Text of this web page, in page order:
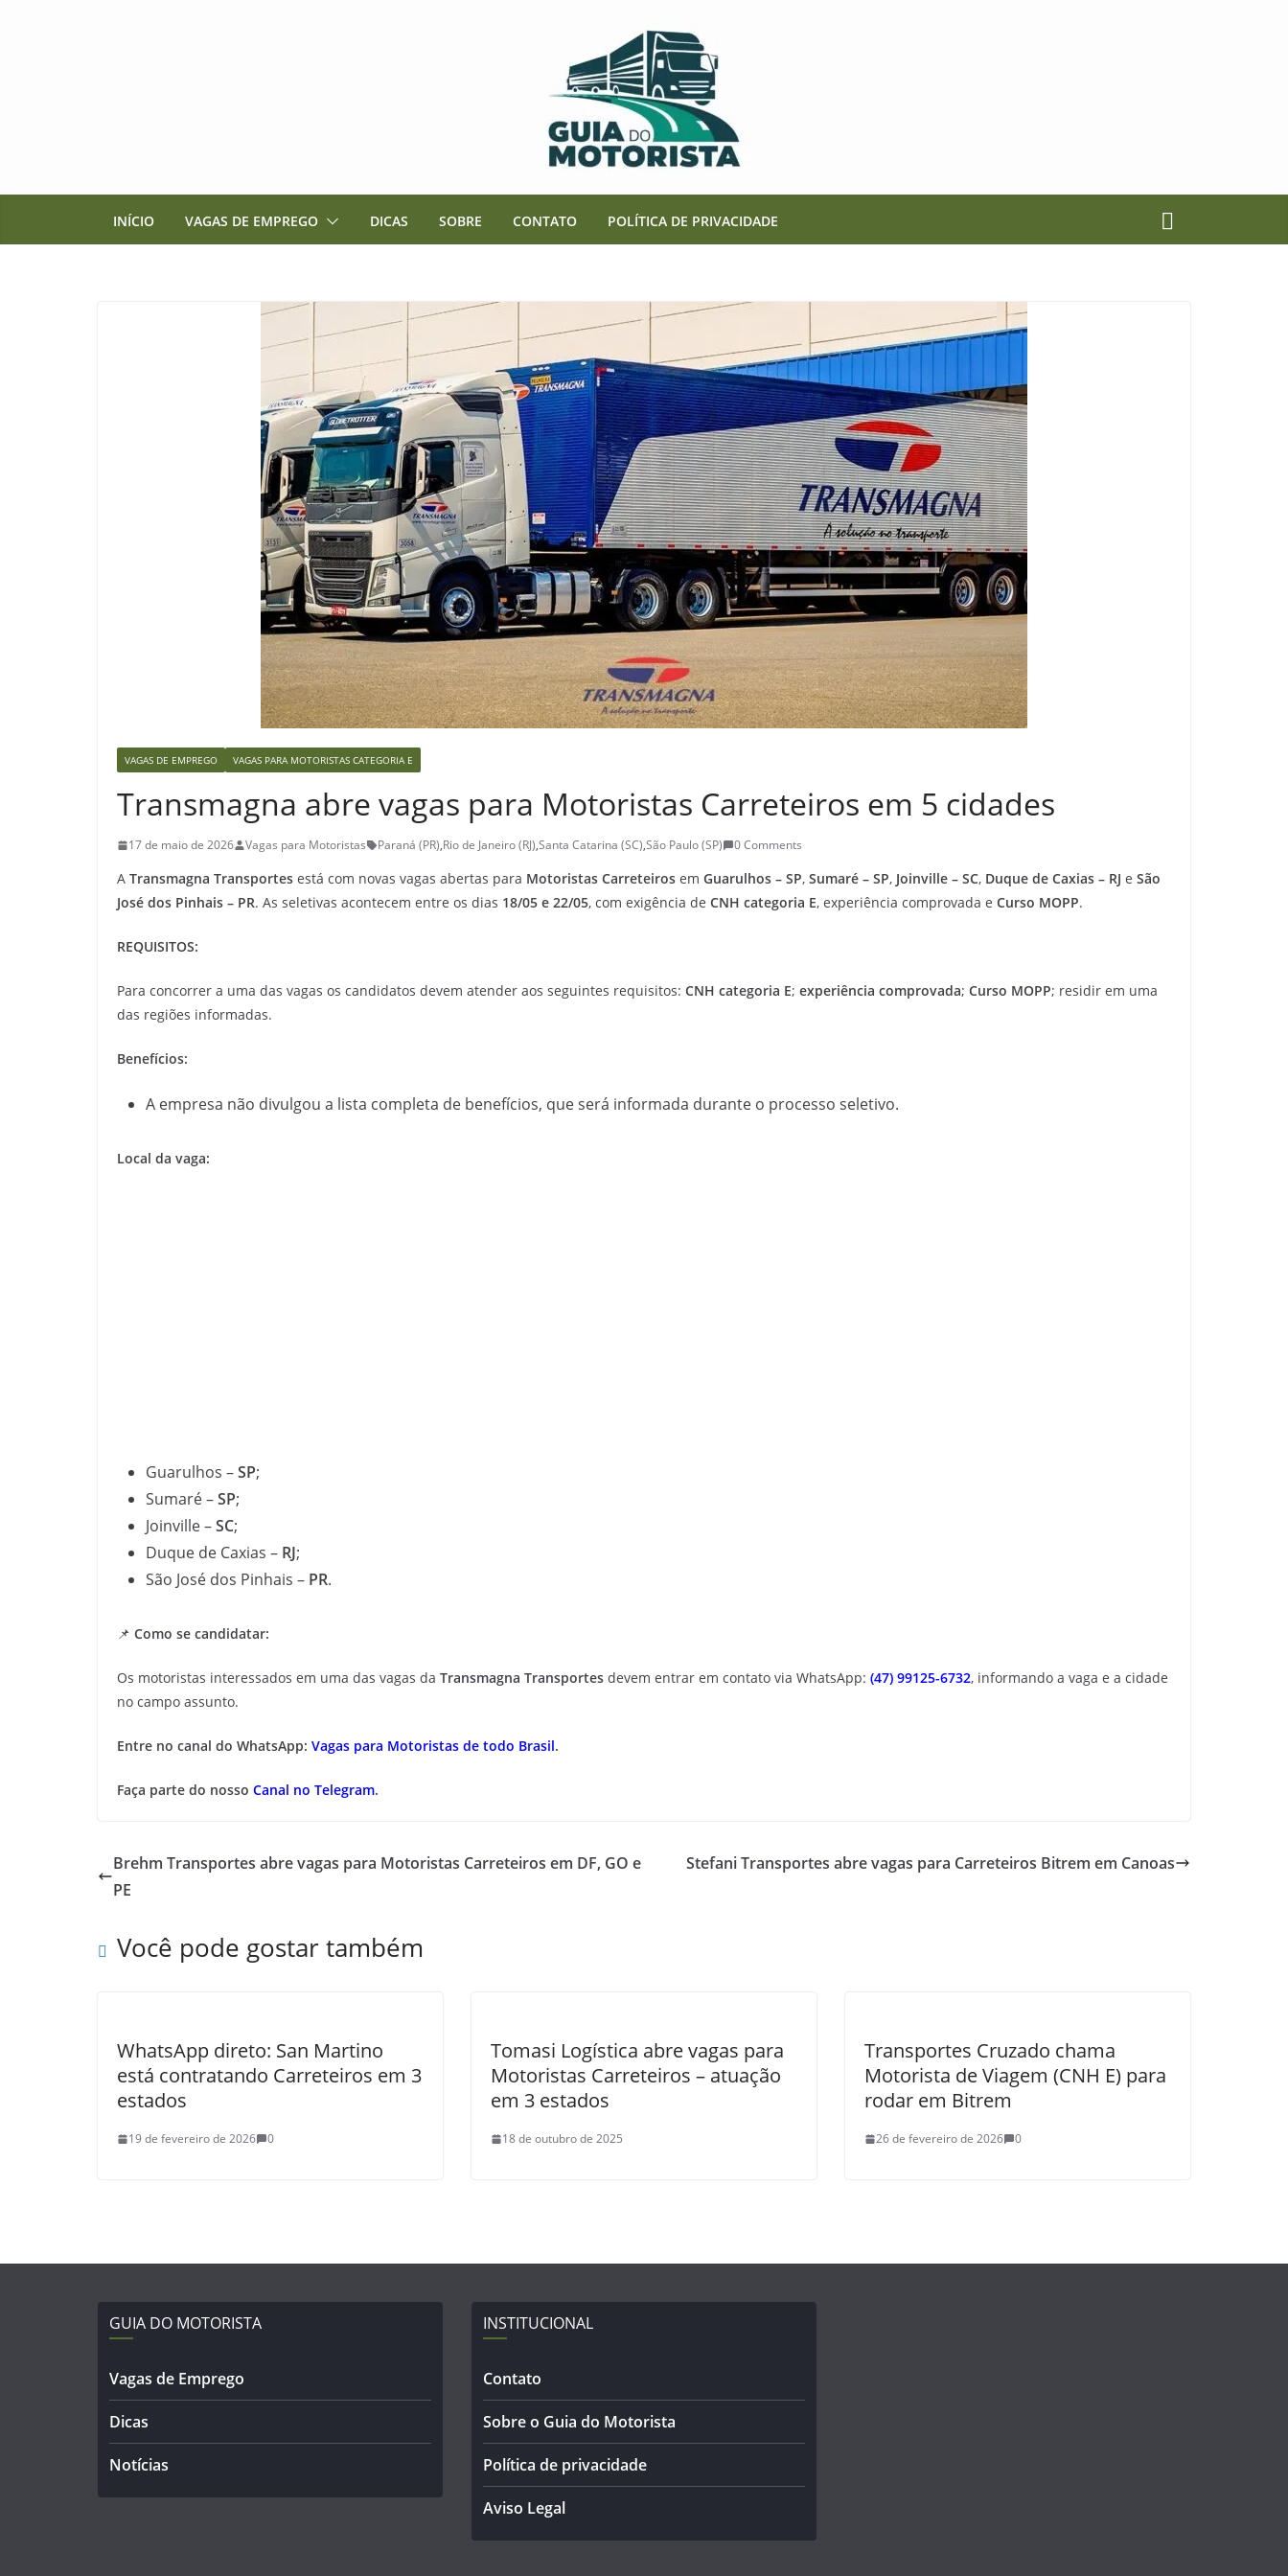
INÍCIO VAGAS DE EMPREGO DICAS SOBRE CONTATO POLÍTICA DE PRIVACIDADE
VAGAS DE EMPREGO VAGAS PARA MOTORISTAS CATEGORIA E
Transmagna abre vagas para Motoristas Carreteiros em 5 cidades
17 de maio de 2026 Vagas para Motoristas Paraná (PR),Rio de Janeiro (RJ),Santa Catarina (SC),São Paulo (SP) 0 Comments
A Transmagna Transportes está com novas vagas abertas para Motoristas Carreteiros em Guarulhos – SP, Sumaré – SP, Joinville – SC, Duque de Caxias – RJ e São
José dos Pinhais – PR. As seletivas acontecem entre os dias 18/05 e 22/05, com exigência de CNH categoria E, experiência comprovada e Curso MOPP.
REQUISITOS:
Para concorrer a uma das vagas os candidatos devem atender aos seguintes requisitos: CNH categoria E; experiência comprovada; Curso MOPP; residir em uma
das regiões informadas.
Benefícios:
A empresa não divulgou a lista completa de benefícios, que será informada durante o processo seletivo.
Local da vaga:
Guarulhos –SP;
Sumaré –SP;
Joinville –SC;
Duque de Caxias – RJ;
São José dos Pinhais – PR.
📌 Como se candidatar:
Os motoristas interessados em uma das vagas da Transmagna Transportes devem entrar em contato via WhatsApp: (47) 99125-6732, informando a vaga e a cidade
no campo assunto.
Entre no canal do WhatsApp: Vagas para Motoristas de todo Brasil.
Faça parte do nosso Canal no Telegram.
Brehm Transportes abre vagas para Motoristas Carreteiros em DF, GO e
PE
Stefani Transportes abre vagas para Carreteiros Bitrem em Canoas
Você pode gostar também
WhatsApp direto: San Martino
está contratando Carreteiros em 3
estados
19 de fevereiro de 2026 0
Tomasi Logística abre vagas para
Motoristas Carreteiros – atuação
em 3 estados
18 de outubro de 2025
Transportes Cruzado chama
Motorista de Viagem (CNH E) para
rodar em Bitrem
26 de fevereiro de 2026 0
GUIA DO MOTORISTA
Vagas de Emprego
Dicas
Notícias
INSTITUCIONAL
Contato
Sobre o Guia do Motorista
Política de privacidade
Aviso Legal